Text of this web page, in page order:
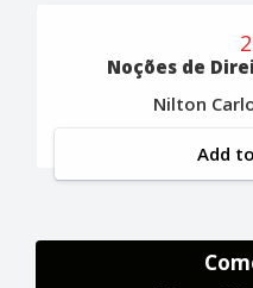
Noções de
Nilton
Add